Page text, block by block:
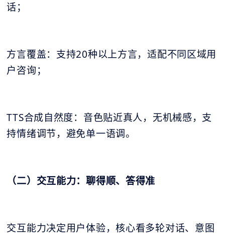
话；
方言覆盖：支持20种以上方言，适配不同区域用
户咨询；
TTS合成自然度：音色贴近真人，无机械感，支
持情绪调节，避免单一语调。
（二）交互能力：聊得顺、答得准
交互能力决定用户体验，核心看多轮对话、意图